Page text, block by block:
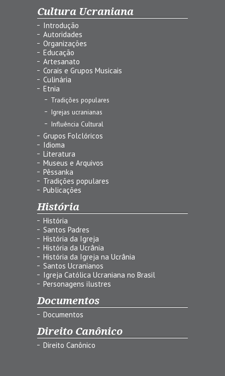
Cultura Ucraniana
Introdução
Autoridades
Organizações
Educação
Artesanato
Corais e Grupos Musicais
Culinária
Etnia
Tradições populares
Igrejas ucranianas
Influência Cultural
Grupos Folclóricos
Idioma
Literatura
Museus e Arquivos
Pêssanka
Tradições populares
Publicações
História
História
Santos Padres
História da Igreja
História da Ucrânia
História da Igreja na Ucrânia
Santos Ucranianos
Igreja Católica Ucraniana no Brasil
Personagens ilustres
Documentos
Documentos
Direito Canônico
Direito Canônico